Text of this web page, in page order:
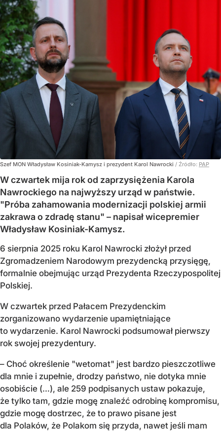
Szef MON Władysław Kosiniak-Kamysz i prezydent Karol Nawrocki / Źródło: PAP
W czwartek mija rok od zaprzysiężenia Karola
Nawrockiego na najwyższy urząd w państwie.
"Próba zahamowania modernizacji polskiej armii
zakrawa o zdradę stanu" – napisał wicepremier
Władysław Kosiniak-Kamysz.
6 sierpnia 2025 roku Karol Nawrocki złożył przed
Zgromadzeniem Narodowym prezydencką przysięgę,
formalnie obejmując urząd Prezydenta Rzeczypospolitej
Polskiej.
W czwartek przed Pałacem Prezydenckim
zorganizowano wydarzenie upamiętniające
to wydarzenie. Karol Nawrocki podsumował pierwszy
rok swojej prezydentury.
– Choć określenie "wetomat" jest bardzo pieszczotliwe
dla mnie i zupełnie, drodzy państwo, nie dotyka mnie
osobiście (…), ale 259 podpisanych ustaw pokazuje,
że tylko tam, gdzie mogę znaleźć odrobinę kompromisu,
gdzie mogę dostrzec, że to prawo pisane jest
dla Polaków, że Polakom się przyda, nawet jeśli mam